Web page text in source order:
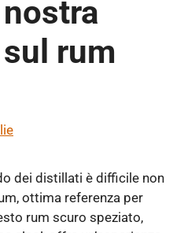
rum
dei distillati è difficile non
ottima referenza per
rum scuro speziato,